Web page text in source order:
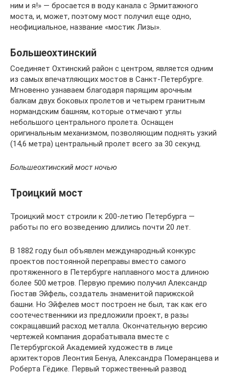
ним и я!» — бросается в воду канала с Эрмитажного
моста, и, может, поэтому мост получил еще одно,
неофициальное, название «мостик Лизы».
Большеохтинский
Соединяет Охтинский район с центром, является одним
из самых впечатляющих мостов в Санкт-Петербурге.
Мгновенно узнаваем благодаря парящим арочным
балкам двух боковых пролетов и четырем гранитным
нормандским башням, которые отмечают углы
небольшого центрального пролета. Оснащен
оригинальным механизмом, позволяющим поднять узкий
(14,6 метра) центральный пролет всего за 30 секунд.
Большеохтинский мост ночью
Троицкий мост
Троицкий мост строили к 200-летию Петербурга —
работы по его возведению длились почти 20 лет.
В 1882 году был объявлен международный конкурс
проектов постоянной переправы вместо самого
протяженного в Петербурге наплавного моста длиною
более 500 метров. Первую премию получил Александр
Гюстав Эйфель, создатель знаменитой парижской
башни. Но Эйфелев мост построен не был, так как его
соотечественники из предложили проект, в разы
сокращавший расход металла. Окончательную версию
чертежей компания дорабатывала вместе с
Петербургской Академией художеств в лице
архитекторов Леонтия Бенуа, Александра Померанцева и
Роберта Гёдике. Первый торжественный развод